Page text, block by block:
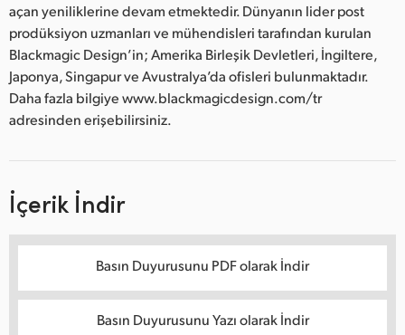
açan yeniliklerine devam etmektedir. Dünyanın lider post
prodüksiyon uzmanları ve mühendisleri tarafından kurulan
Blackmagic Design’in; Amerika Birleşik Devletleri, İngiltere,
Japonya, Singapur ve Avustralya’da ofisleri bulunmaktadır.
Daha fazla bilgiye www.blackmagicdesign.com/tr
adresinden erişebilirsiniz.
İçerik İndir
Basın Duyurusunu PDF olarak İndir
Basın Duyurusunu Yazı olarak İndir